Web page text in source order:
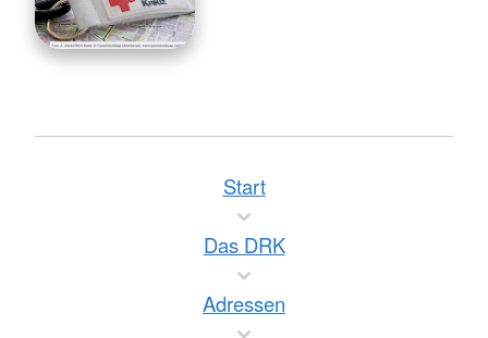
Start
Das DRK
Adressen